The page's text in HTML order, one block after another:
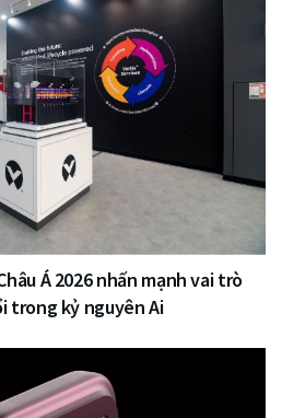
Á 2026 nhấn mạnh vai trò
trong kỷ nguyên Ai